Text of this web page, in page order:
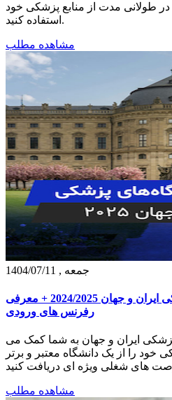
طولانی مدت از منابع پزشکی خود
استفاده کنید.
مشاهده مطلب
جمعه , 1404/07/11
بهترین دانشگاه های پزشکی ایران و جهان 2024/2025 + معرفی
رفرنس های ورودی
ایران و جهان به شما کمک می
خود را از یک دانشگاه معتبر و برتر
مشاهده مطلب